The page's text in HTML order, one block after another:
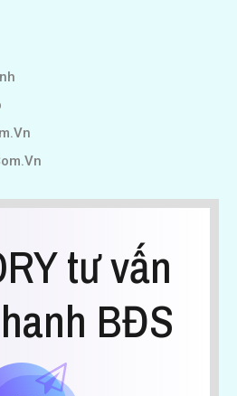
tư vấn
BĐS